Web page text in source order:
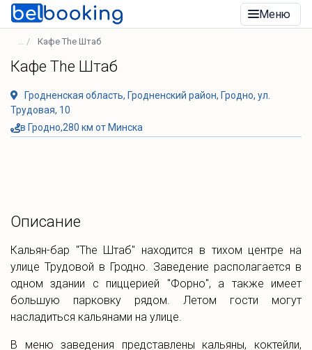
Меню
Кафе The Штаб
Кафе The Штаб
Гродненская область, Гродненский район, Гродно, ул.
Трудовая, 10
в Гродно,280 км от Минска
Описание
Кальян-бар "The Штаб" находится в тихом центре на
улице Трудовой в Гродно. Заведение располагается в
одном здании с пиццерией "Форно", а также имеет
большую парковку рядом. Летом гости могут
насладиться кальянами на улице.
В меню заведения представлены кальяны, коктейли,